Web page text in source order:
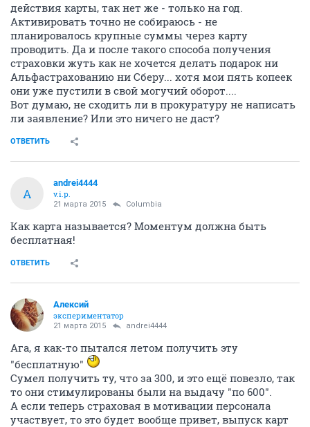
действия карты, так нет же - только на год.
Активировать точно не собираюсь - не
планировалось крупные суммы через карту
проводить. Да и после такого способа получения
страховки жуть как не хочется делать подарок ни
Альфастрахованию ни Сберу... хотя мои пять копеек
они уже пустили в свой могучий оборот....
Вот думаю, не сходить ли в прокуратуру не написать
ли заявление? Или это ничего не даст?
ОТВЕТИТЬ
A
andrei4444
v.i.p.
21 марта 2015 Columbia
Как карта называется? Моментум должна быть
бесплатная!
ОТВЕТИТЬ
Алексий
экспериментатор
21 марта 2015 andrei4444
Ага, я как-то пытался летом получить эту
"бесплатную"
Сумел получить ту, что за 300, и это ещё повезло, так
то они стимулированы были на выдачу "по 600".
А если теперь страховая в мотивации персонала
участвует, то это будет вообще привет, выпуск карт